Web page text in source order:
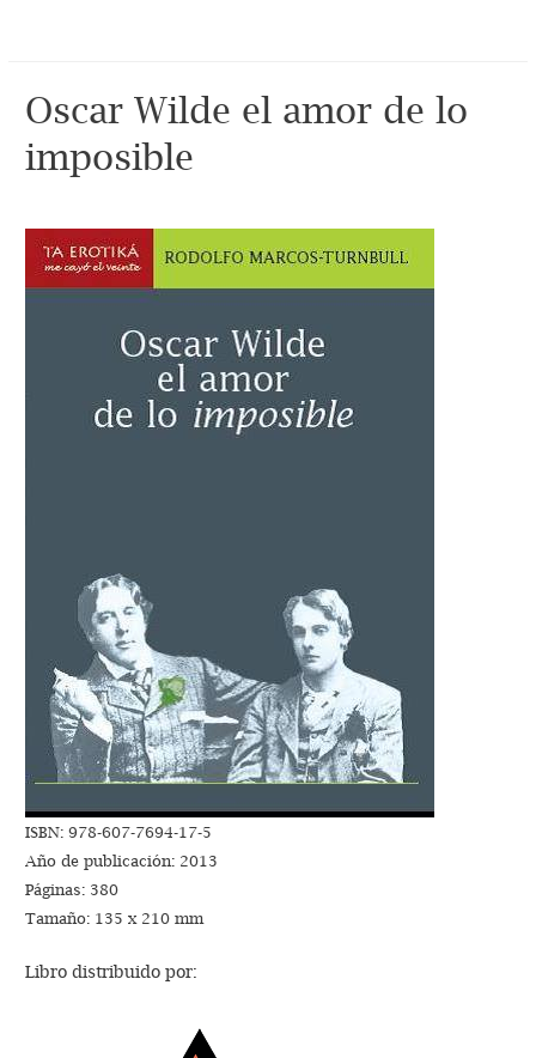
Oscar Wilde el amor de lo
imposible
ISBN: 978-607-7694-17-5
Año de publicación: 2013
Páginas: 380
Tamaño: 135 x 210 mm
Libro distribuido por: